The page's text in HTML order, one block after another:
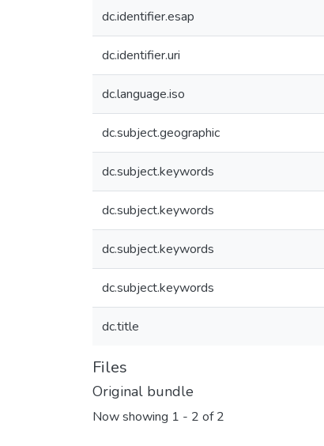
dc.identifier.esap
dc.identifier.uri
dc.language.iso
dc.subject.geographic
dc.subject.keywords
dc.subject.keywords
dc.subject.keywords
dc.subject.keywords
dc.title
Files
Original bundle
Now showing 1 - 2 of 2